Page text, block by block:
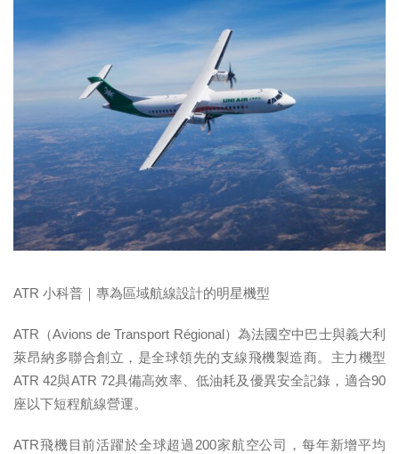
ATR 小科普｜專為區域航線設計的明星機型
ATR（Avions de Transport Régional）為法國空中巴士與義大利
萊昂納多聯合創立，是全球領先的支線飛機製造商。主力機型
ATR 42與ATR 72具備高效率、低油耗及優異安全記錄，適合90
座以下短程航線營運。
ATR飛機目前活躍於全球超過200家航空公司，每年新增平均